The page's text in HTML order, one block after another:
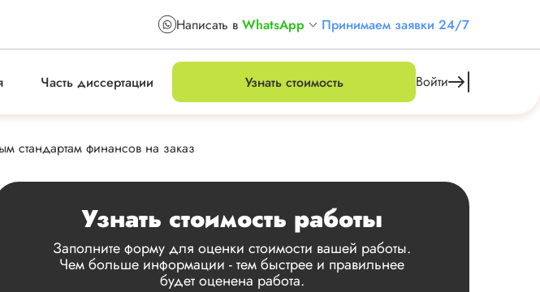
Написать в WhatsApp Принимаем заявки 24/7
Часть диссертации Узнать стоимость Войти
стандартам финансов на заказ
Узнать стоимость работы
Заполните форму для оценки стоимости вашей работы.
Чем больше информации - тем быстрее и правильнее
будет оценена работа.